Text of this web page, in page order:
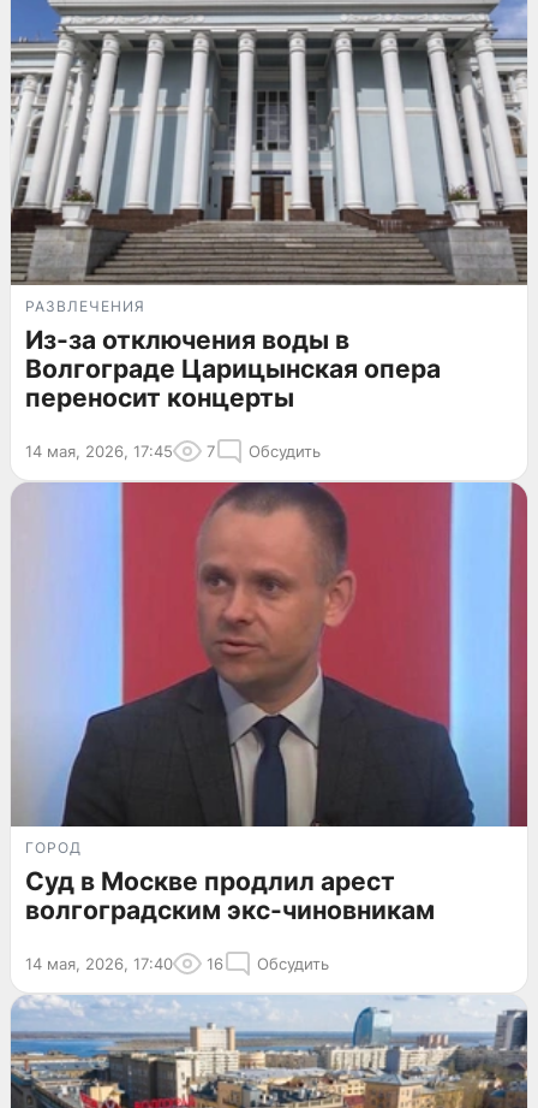
РАЗВЛЕЧЕНИЯ
Из-за отключения воды в
Волгограде Царицынская опера
переносит концерты
14 мая, 2026, 17:45 7 Обсудить
ГОРОД
Суд в Москве продлил арест
волгоградским экс-чиновникам
14 мая, 2026, 17:40 16 Обсудить